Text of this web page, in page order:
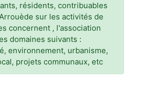
résidents, contribuables
sur les activités de
concernent , l'association
domaines suivants :
environnement, urbanisme,
projets communaux, etc